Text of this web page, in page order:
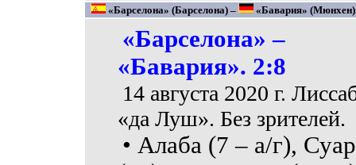
«Барселона» (Барселона) – «Бавария»
«Барселона» –
«Бавария». 2:8
14 августа 2020 г.
«да Луш». Без зрителей.
• Алаба (7 – а/г),